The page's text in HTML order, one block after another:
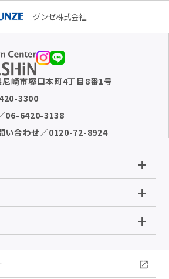
グンゼ株式会社
尼崎市塚口本町4丁目8番1号
3300
06-6420-3138
い合わせ／0120-72-8924